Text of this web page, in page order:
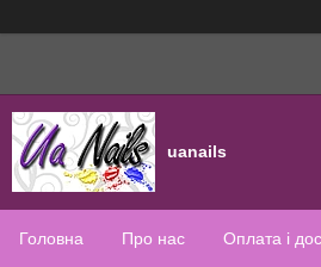
uanails
Головна Про нас Оплата і